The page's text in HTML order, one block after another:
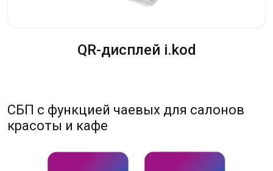
QR-дисплей i.kod
СБП с функцией чаевых для салонов
красоты и кафе